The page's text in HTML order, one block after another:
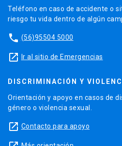
Teléfono en caso de accidente o
riesgo tu vida dentro de algún
phone (56)95504 5000
launch Ir al sitio de Emergencias
DISCRIMINACIÓN Y
Orientación y apoyo en casos de
género o violencia sexual.
launch Contacto para apoyo